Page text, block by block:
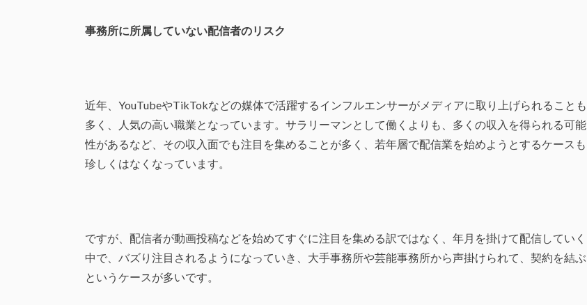
事務所に所属していない配信者のリスク
近年、YouTubeやTikTokなどの媒体で活躍するインフルエンサーがメディアに取り上げられることも
多く、人気の高い職業となっています。サラリーマンとして働くよりも、多くの収入を得られる可能
性があるなど、その収入面でも注目を集めることが多く、若年層で配信業を始めようとするケースも
珍しくはなくなっています。
ですが、配信者が動画投稿などを始めてすぐに注目を集める訳ではなく、年月を掛けて配信していく
中で、バズり注目されるようになっていき、大手事務所や芸能事務所から声掛けられて、契約を結ぶ
というケースが多いです。